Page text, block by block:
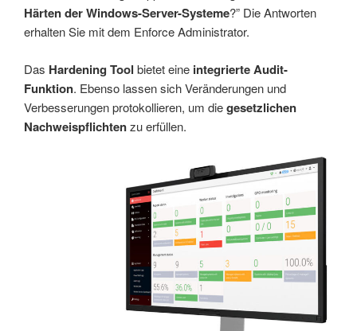
Härten der Windows-Server-Systeme?” Die Antworten
erhalten Sie mit dem Enforce Administrator.
Das Hardening Tool bietet eine integrierte Audit-
Funktion. Ebenso lassen sich Veränderungen und
Verbesserungen protokollieren, um diegesetzlichen
Nachweispflichtenzu erfüllen.